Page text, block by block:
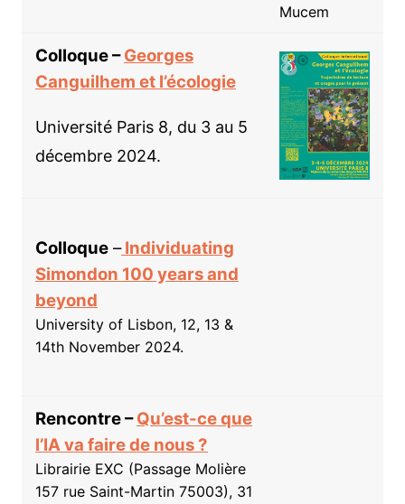
Colloque –Georges
Canguilhem et l’écologie
Université Paris 8, du 3 au 5
décembre 2024.
Colloque–Individuating
Simondon 100 years and
beyond
University of Lisbon, 12, 13 &
14th November 2024.
Rencontre –Qu’est-ce que
l’IA va faire de nous ?
Librairie EXC (Passage Molière
157 rue Saint-Martin 75003), 31